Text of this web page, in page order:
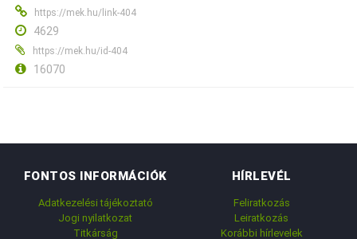
https://mek.hu/link-404
4629
https://mek.hu/id-404
16070
FONTOS INFORMÁCIÓK
Adatkezelési tájékoztató
Jogi nyilatkozat
Titkárság
HÍRLEVÉL
Feliratkozás
Leiratkozás
Korábbi hírlevelek